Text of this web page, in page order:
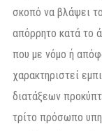
σκοπό να βλάψει
απόρρητο κατά το
που με νόμο ή
χαρακτηριστεί
διατάξεων
τρίτο πρόσωπο